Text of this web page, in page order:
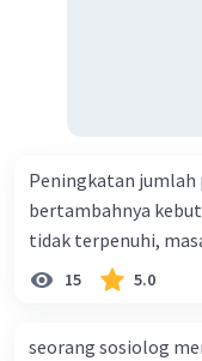
Peningkatan jumlah
bertambahnya
tidak terpenuhi,
15 5.0
seorang sosiolog